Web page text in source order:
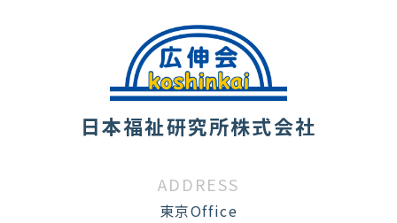
日本福祉研究所株式会社
ADDRESS
東京Office